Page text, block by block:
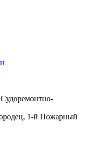
1-й Пожарный